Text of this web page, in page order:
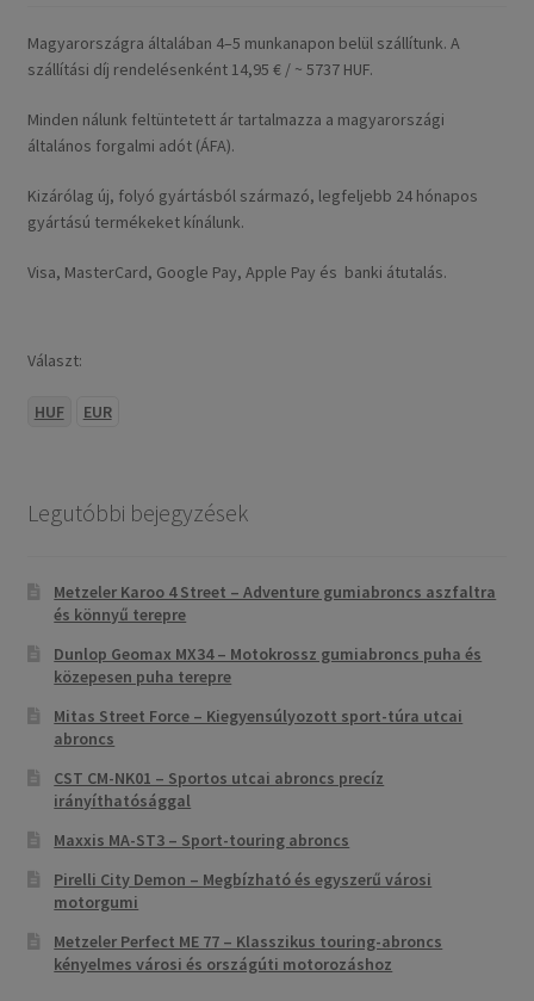
Magyarországra általában 4–5 munkanapon belül szállítunk. A
szállítási díj rendelésenként 14,95 € / ~ 5737 HUF.
Minden nálunk feltüntetett ár tartalmazza a magyarországi
általános forgalmi adót (ÁFA).
Kizárólag új, folyó gyártásból származó, legfeljebb 24 hónapos
gyártású termékeket kínálunk.
Visa, MasterCard, Google Pay, Apple Pay és banki átutalás.
Választ:
HUF EUR
Legutóbbi bejegyzések
Metzeler Karoo 4 Street – Adventure gumiabroncs aszfaltra
és könnyű terepre
Dunlop Geomax MX34 – Motokrossz gumiabroncs puha és
közepesen puha terepre
Mitas Street Force – Kiegyensúlyozott sport-túra utcai
abroncs
CST CM-NK01 – Sportos utcai abroncs precíz
irányíthatósággal
Maxxis MA-ST3 – Sport-touring abroncs
Pirelli City Demon – Megbízható és egyszerű városi
motorgumi
Metzeler Perfect ME 77 – Klasszikus touring-abroncs
kényelmes városi és országúti motorozáshoz